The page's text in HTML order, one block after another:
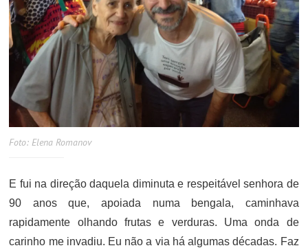
Foto: Elena Romanov
E fui na direção daquela diminuta e respeitável senhora de
90 anos que, apoiada numa bengala, caminhava
rapidamente olhando frutas e verduras. Uma onda de
carinho me invadiu. Eu não a via há algumas décadas. Faz